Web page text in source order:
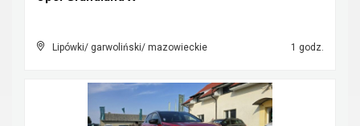
Lipówki/ garwoliński/ mazowieckie 1 godz.